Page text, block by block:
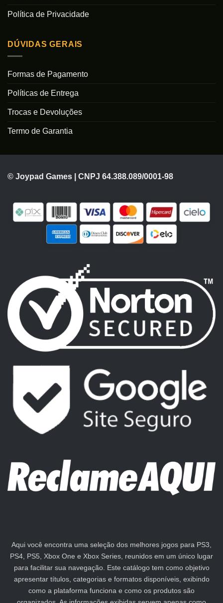
Política de Privacidade
DÚVIDAS GERAIS
Formas de Pagamento
Políticas de Entrega
Trocas e Devoluções
Termo de Garantia
© Joypad Games | CNPJ 64.388.089/0001-98
Aqui você encontra uma seleção dos melhores jogos para PS3,
PS4, PS5, Xbox One e Xbox Series, reunidos em um único lugar
para facilitar sua navegação. Este catálogo tem como objetivo
apresentar títulos, categorias e formatos disponíveis, exibindo
como a plataforma funciona e como os produtos são